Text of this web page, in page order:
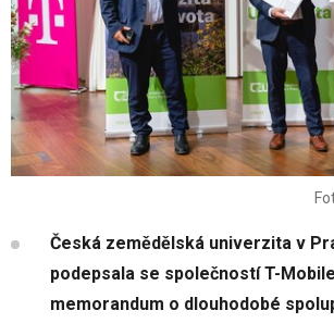
Česká zemědělská univerzita v
podepsala se společností T-
memorandum o dlouhodobé